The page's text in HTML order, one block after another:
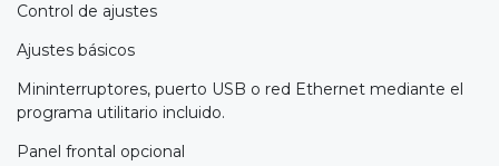
Control de ajustes
Ajustes básicos
Mininterruptores, puerto USB o red Ethernet mediante el
programa utilitario incluido.
Panel frontal opcional